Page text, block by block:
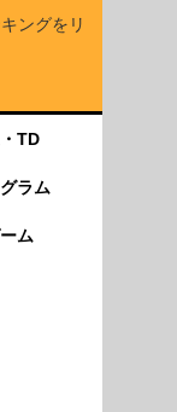
ングをリ
TD
ラム
ム